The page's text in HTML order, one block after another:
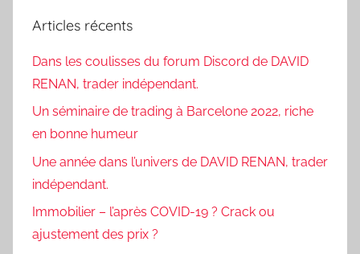
Articles récents
Dans les coulisses du forum Discord de DAVID
RENAN, trader indépendant.
Un séminaire de trading à Barcelone 2022, riche
en bonne humeur
Une année dans l’univers de DAVID RENAN, trader
indépendant.
Immobilier – l’après COVID-19 ? Crack ou
ajustement des prix ?